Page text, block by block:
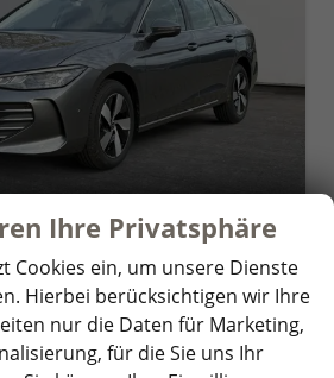
Variant
Business DSG+AHK+MASSAGE+NAVI+ACC+KAMERA+LED+17" ALU
09.09.2026 Neuwagen mit Tageszulassung
Getriebe
Ihre Privatsphäre
Cookies ein, um unsere Dienste
Hierbei berücksichtigen wir Ihre
nur die Daten für Marketing,
für die Sie uns Ihr